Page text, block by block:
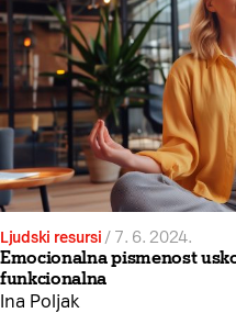
Ljudski resursi / 7. 6. 2024.
Emocionalna pismenost
funkcionalna
Ina Poljak